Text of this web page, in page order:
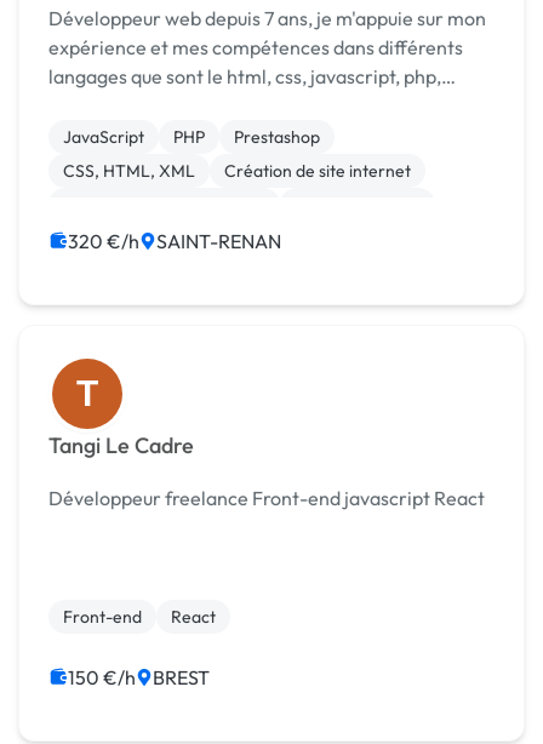
Développeur web depuis 7 ans, je m'appuie sur mon
expérience et mes compétences dans différents
langages que sont le html, css, javascript, php,
de gestion qui vous permettra d'optimiser ...
JavaScript PHP
Prestashop
CSS, HTML, XML
Création de site internet
Installation de Script
Integration HTML
320 €/h SAINT-RENAN
T
Tangi Le Cadre
Développeur freelance Front-end javascript React
Front-end React
150 €/h BREST